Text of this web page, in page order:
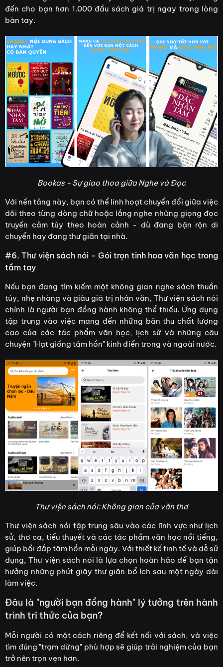
đến cho bạn hơn 1.000 đầu sách giá trị ngay trong lòng
bàn tay.
Bookas - Sự giao thoa giữa Nghe và Đọc
Với nền tảng này, bạn có thể linh hoạt chuyển đổi giữa việc
dõi theo từng dòng chữ hoặc lắng nghe những giọng đọc
truyền cảm tùy theo hoàn cảnh - dù đang bận rộn di
chuyển hay đang thư giãn tại nhà.
#6. Thư viện sách nói - Gói trọn tinh hoa văn học trong
tầm tay
Nếu bạn đang tìm kiếm một không gian nghe sách thuần
túy, nhẹ nhàng và giàu giá trị nhân văn, Thư viện sách nói
chính là người bạn đồng hành không thể thiếu. Ứng dụng
tập trung vào việc mang đến những bản thu chất lượng
cao của các tác phẩm văn học, lịch sử và những câu
chuyện "Hạt giống tâm hồn" kinh điển trong và ngoài nước.
Thư viện sách nói: Không gian của văn thơ
Thư viện sách nói tập trung sâu vào các lĩnh vực như lịch
sử, thơ ca, tiểu thuyết và các tác phẩm văn học nổi tiếng,
giúp bồi đắp tâm hồn mỗi ngày. Với thiết kế tinh tế và dễ sử
dụng, Thư viện sách nói là lựa chọn hoàn hảo để bạn tận
hưởng những phút giây thư giãn bổ ích sau một ngày dài
làm việc.
Đâu là "người bạn đồng hành" lý tưởng trên hành
trình tri thức của bạn?
Mỗi người có một cách riêng để kết nối với sách, và việc
tìm đúng "trạm dừng" phù hợp sẽ giúp trải nghiệm của bạn
trở nên trọn vẹn hơn.